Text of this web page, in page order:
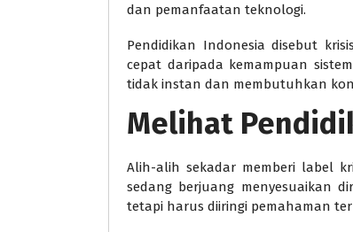
dan pemanfaatan teknologi.
Pendidikan Indonesia disebut
cepat daripada kemampuan
tidak instan dan membutuhkan
Melihat
Alih-alih sekadar memberi label
sedang berjuang menyesuaikan
tetapi harus diiringi pemahaman